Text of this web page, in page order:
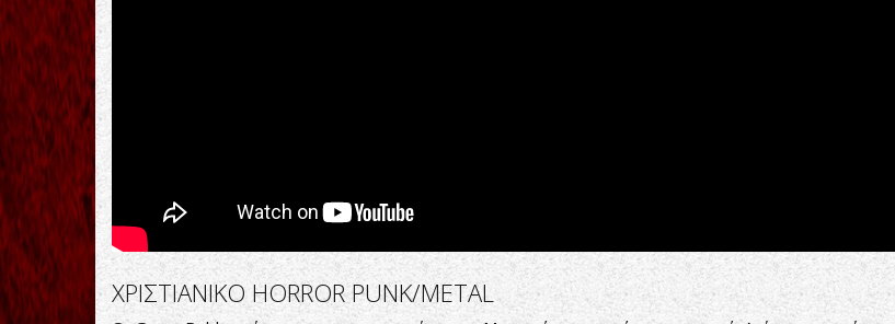
ΧΡΙΣΤΙΑΝΙΚΟ HORROR PUNK/METAL